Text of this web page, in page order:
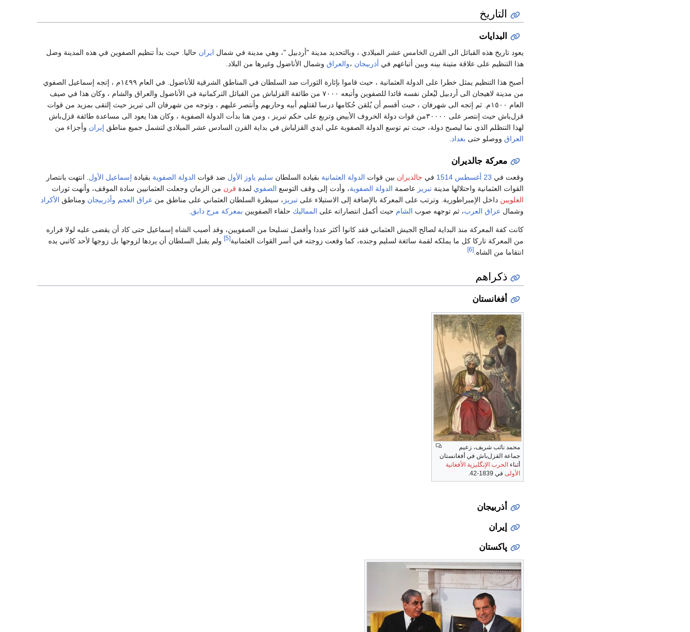
التاريخ
البدايات
يعود تاريخ هذه القبائل الى القرن الخامس عشر الميلادي ، وبالتحديد مدينة "أردبيل "، وهي مدينة في شمال ايران حاليا. حيث بدأ تنظيم الصفوين في هذه المدينة وضل
هذا التنظيم على علاقة متينة بينه وبين أتباعهم في أذربيجان ،والعراق وشمال الأناضول وغيرها من البلاد.
أصبح هذا التنظيم يمثل خطرا على الدولة العثمانية ، حيث قاموا بإثارة الثورات ضد السلطان في المناطق الشرقية للأناضول. في العام ١٤٩٩م ، إتجه إسماعيل الصفوي
من مدينة لاهيجان الى أردبيل ليُعلن نفسه قائدا للصفوين وأتبعه ٧٠٠٠ من طائفة القزلباش من القبائل التركمانية في الأناضول والعراق والشام ، وكان هذا في صيف
العام ١٥٠٠م. ثم إتجه الى شهرفان ، حبث أقسم أن يُلقن حُكامها درسا لقتلهم أبيه وحاربهم وأنتصر عليهم ، وتوجه من شهرفان الى تبريز حيث إلتقى بمزيد من قوات
قزل‌باش حيث إنتصر على ٣٠٠٠٠من قوات دولة الخروف الأبيض وتربع على حكم تبريز ، ومن هنا بدأت الدولة الصفوية ، وكان هذا يعود الى مساعدة طائفة قزل‌باش
لهذا التنظلم الذي نما ليصبح دولة، حيث تم توسع الدولة الصفوية علي ايدي القزلباش في بداية القرن السادس عشر الميلادي لتشمل جميع مناطق إيران وأجزاء من
العراق ووصلو حتى بغداد
معركة جالديران
وقعت في 23 أغسطس 1514 في جالديران بين قوات الدولة العثمانية بقيادة السلطان سليم ياوز الأول ضد قوات الدولة الصفوية بقيادة إسماعيل الأول . انتهت بانتصار
القوات العثمانية واحتلالها مدينة تبريز عاصمة الدولة الصفوية، وأدت إلى وقف التوسع الصفوي لمدة قرن من الزمان وجعلت العثمانيين سادة الموقف، وأنهت ثورات
العلويين داخل الإمبراطورية. وترتب على المعركة بالإضافة إلى الاستيلاء على تبريز ، سيطرة السلطان العثماني على مناطق من عراق العجم وأذربيجان ومناطق الأكراد
وشمال عراق العرب، ثم توجهه صوب الشام حيث أكمل انتصاراته على المماليك حلفاء الصفويين بمعركة مرج دابق
كانت كفة المعركة منذ البداية لصالح الجيش العثماني فقد كانوا أكثر عددا وأفضل تسليحا من الصفويين، وقد أصيب الشاه إسماعيل حتى كاد أن يقضى عليه لولا فراره
من المعركة تاركا كل ما يملكه لقمة سائغة لسليم وجنده، كما وقعت زوجته في أسر القوات العثمانية[5]
ولم يقبل السلطان أن يردها لزوجها بل زوجها لأحد كاتبي يده
انتقاما من الشاه. [6]
ذكراهم
أفغانستان
محمد نائب شريف، زعيم
جماعة القزل‌باش في أفغانستان
أثناء الحرب الإنگليزية الأفغانية
الأولى في 1839-42.
أذربيجان
إيران
پاكستان